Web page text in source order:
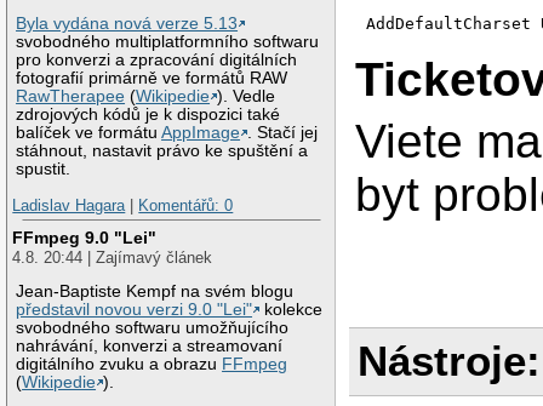
Byla vydána nová verze 5.13
svobodného multiplatformního softwaru
pro konverzi a zpracování digitálních
fotografií primárně ve formátů RAW
RawTherapee (Wikipedie ). Vedle
zdrojových kódů je k dispozici také
balíček ve formátuAppImage . Stačí jej
stáhnout, nastavit právo ke spuštění a
spustit.
Ladislav Hagara| Komentářů: 0
FFmpeg 9.0 "Lei"
4.8. 20:44 | Zajímavý článek
Jean-Baptiste Kempf na svém blogu
představil novou verzi 9.0 "Lei"
kolekce
svobodného softwaru umožňujícího
nahrávání, konverzi a streamovaní
digitálního zvuku a obrazu FFmpeg
(Wikipedie ).
|
AddDefaultCharset
Viete
byt
Nástroje: